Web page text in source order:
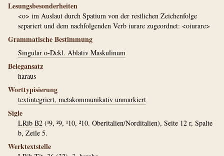
Lesungsbesonderheiten
<o> im Auslaut durch Spatium von der restlichen Zeichenfolge
separiert und dem nachfolgenden Verb iurare zugeordnet: <oiurare>
Grammatische Bestimmung
Singular o-Dekl. Ablativ Maskulinum
Belegansatz
haraus
Worttypisierung
textintegriert, metakommunikativ unmarkiert
Sigle
LRib B2 (¹9, ²9, ¹10, ²10. Oberitalien/Norditalien), Seite 12 r, Spalte
b, Zeile 5.
Werktextstelle